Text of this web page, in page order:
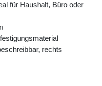
für Haushalt, Büro oder
rechts